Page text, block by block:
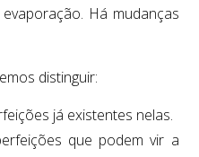
Há mudanças
distinguir:
já existentes nelas.
que podem vir a